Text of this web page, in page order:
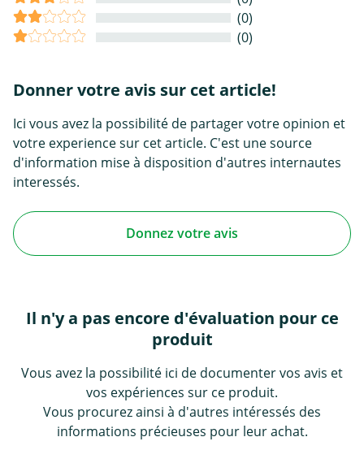
(0)
(0)
Donner votre avis sur cet article!
Ici vous avez la possibilité de partager votre opinion et
votre experience sur cet article. C'est une source
d'information mise à disposition d'autres internautes
interessés.
Donnez votre avis
Il n'y a pas encore d'évaluation pour ce
produit
Vous avez la possibilité ici de documenter vos avis et
vos expériences sur ce produit.
Vous procurez ainsi à d'autres intéressés des
informations précieuses pour leur achat.